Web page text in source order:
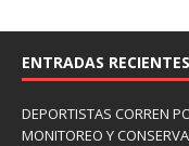
ENTRADAS RECIENTES
DEPORTISTAS CORREN
MONITOREO Y